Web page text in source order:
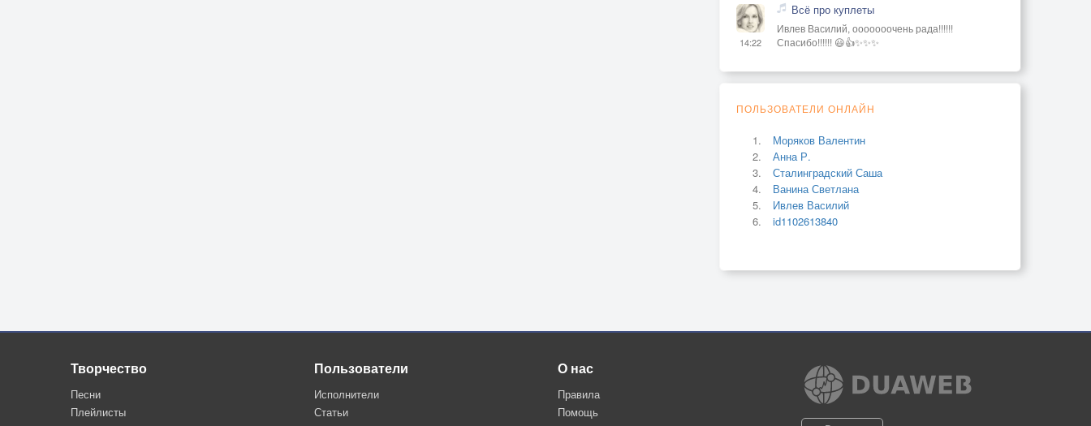
14:22
Всё про куплеты
Ивлев Василий, ооооооочень рада!!!!!!
Спасибо!!!!!! 😃👍✨✨✨
ПОЛЬЗОВАТЕЛИ ОНЛАЙН
Моряков Валентин
Анна Р.
Сталинградский Саша
Ванина Светлана
Ивлев Василий
id1102613840
Творчество
Песни
Плейлисты
Пользователи
Исполнители
Статьи
О нас
Правила
Помощь